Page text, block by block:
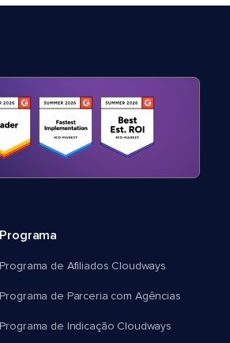
Programa
Programa de Afiliados Cloudways
Programa de Parceria com Agências
Programa de Indicação Cloudways